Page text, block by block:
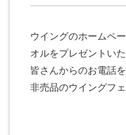
ウイングのホームペ
オルをプレゼントいた
皆さんからのお電話
非売品のウイングフ